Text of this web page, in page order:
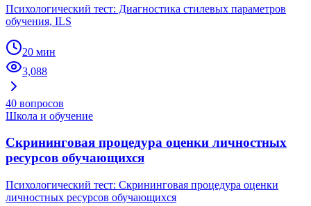
Психологический тест: Диагностика стилевых параметров
обучения, ILS
20 мин
3,088
40 вопросов
Школа и обучение
Скрининговая процедура оценки личностных
ресурсов обучающихся
Психологический тест: Скрининговая процедура оценки
личностных ресурсов обучающихся